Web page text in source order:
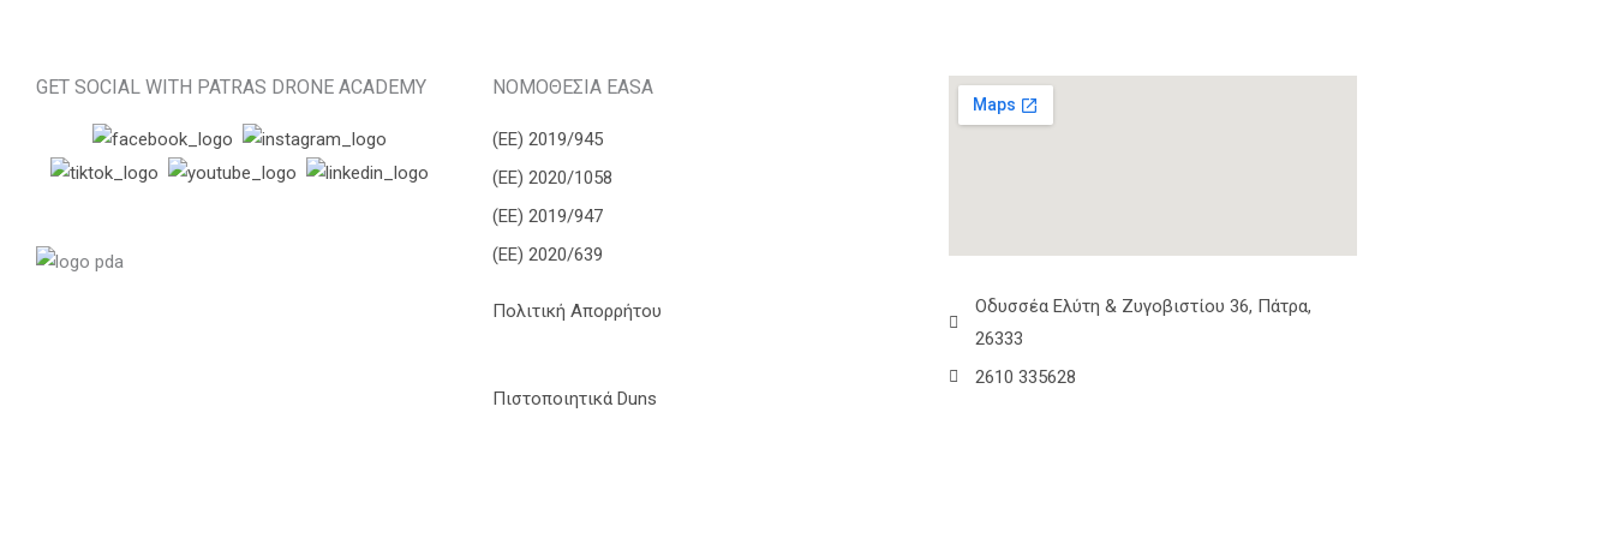
GET SOCIAL WITH PATRAS DRONE ACADEMY ΝΟΜΟΘΕΣΙΑ EASA
(ΕΕ) 2019/945
(ΕΕ) 2020/1058
(ΕΕ) 2019/947
(ΕΕ) 2020/639
Πολιτική Απορρήτου
Πιστοποιητικά Duns
Οδυσσέα Ελύτη & Ζυγοβιστίου 36, Πάτρα,
26333
2610 335628